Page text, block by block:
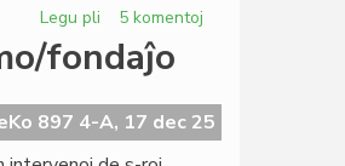
protokoloj,
promulgado
kaj
Legu pli
Propono
de
de
la
5 komentoj
fondaĵo
897 4-A, 17 dec 25